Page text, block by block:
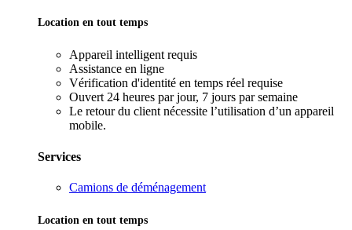
Location en tout temps
Appareil intelligent requis
Assistance en ligne
Vérification d'identité en temps réel requise
Ouvert 24 heures par jour, 7 jours par semaine
Le retour du client nécessite l’utilisation d’un appareil
mobile.
Services
Camions de déménagement
Location en tout temps